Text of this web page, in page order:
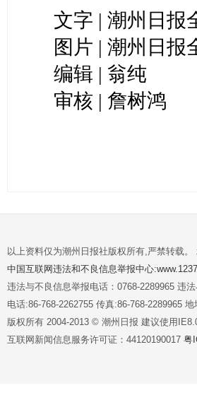
文字 | 潮州日报
图片 | 潮州日报
编辑 | 翁纯
审核 | 詹树鸿
以上资料仅为潮州日报社版权所有,严禁转载
中国互联网违法和不良信息举报中心
违法与不良信息举报电话：0768-2289965 违
电话:86-768-2262755 传真:86-768-2289965
版权所有 2004-2013 © 潮州日报 建议使用
互联网新闻信息服务许可证：44120190017 粤